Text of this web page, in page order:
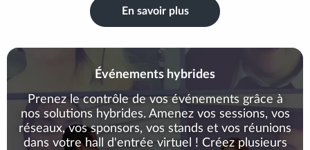
En savoir plus
Événements hybrides
Prenez le contrôle de vos événements grâce à
nos solutions hybrides. Amenez vos sessions, vos
réseaux, vos sponsors, vos stands et vos réunions
dans votre hall d'entrée virtuel ! Créez plusieurs